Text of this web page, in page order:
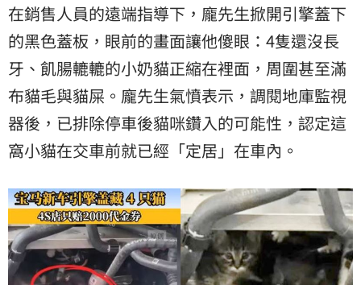
在銷售人員的遠端指導下，龐先生掀開引擎蓋下
的黑色蓋板，眼前的畫面讓他傻眼：4隻還沒長
牙、飢腸轆轆的小奶貓正縮在裡面，周圍甚至滿
布貓毛與貓屎。龐先生氣憤表示，調閱地庫監視
器後，已排除停車後貓咪鑽入的可能性，認定這
窩小貓在交車前就已經「定居」在車內。